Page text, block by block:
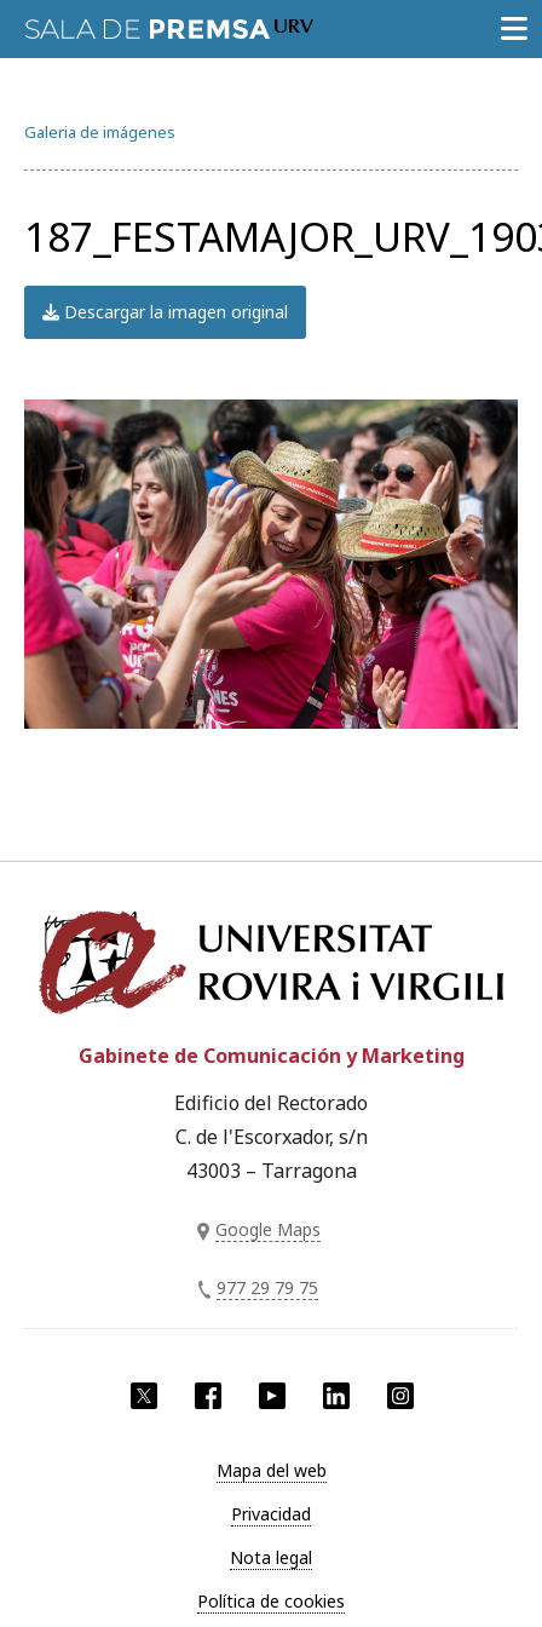
GALERÍA DE IMÁGENES
AGENDA URV
Prueba la búsqueda avanzada
Suscríbete a los boletines electrónicos de la URV Agenda
ESPAÑOL CATALÀ ENGLISH
Galeria de imágenes
Descargar la imagen original
Twitter Facebook YouTube LinkedIn
Gabinete de Comunicación y Marketing
Edificio del Rectorado
C. de l'Escorxador, s/n
43003 – Tarragona
Google Maps
977 29 79 75
Mapa del web
Privacidad
Nota legal
Política de cookies